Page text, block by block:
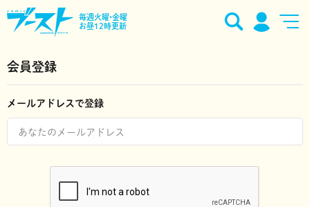
毎週火曜•金曜
お昼12時更新
会員登録
メールアドレスで登録